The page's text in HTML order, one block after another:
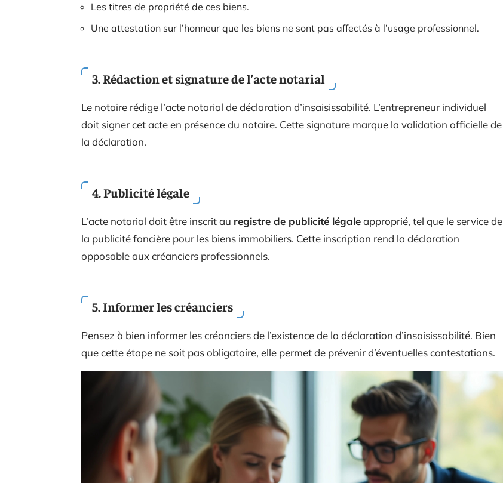
Les titres de propriété de ces biens.
Une attestation sur l’honneur que les biens ne sont pas affectés à l’usage professionnel.
3. Rédaction et signature de l’acte notarial
Le notaire rédige l’acte notarial de déclaration d’insaisissabilité. L’entrepreneur individuel
doit signer cet acte en présence du notaire. Cette signature marque la validation officielle de
la déclaration.
4. Publicité légale
L’acte notarial doit être inscrit au registre de publicité légaleapproprié, tel que le service de
la publicité foncière pour les biens immobiliers. Cette inscription rend la déclaration
opposable aux créanciers professionnels.
5. Informer les créanciers
Pensez à bien informer les créanciers de l’existence de la déclaration d’insaisissabilité. Bien
que cette étape ne soit pas obligatoire, elle permet de prévenir d’éventuelles contestations.